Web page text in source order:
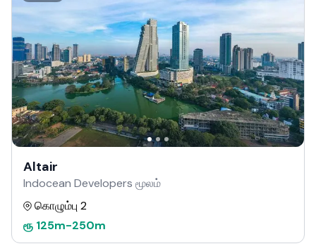
Altair
Indocean Developers மூலம்
கொழும்பு 2
ரூ 125m-250m